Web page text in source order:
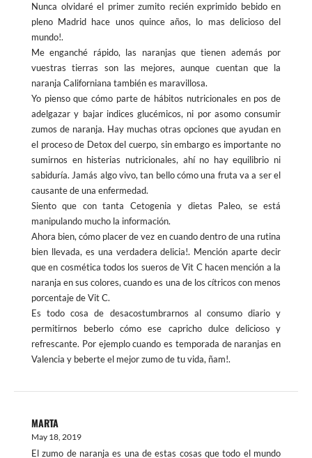
Nunca olvidaré el primer zumito recién exprimido bebido en
pleno Madrid hace unos quince años, lo mas delicioso del
mundo!.
Me enganché rápido, las naranjas que tienen además por
vuestras tierras son las mejores, aunque cuentan que la
naranja Californiana también es maravillosa.
Yo pienso que cómo parte de hábitos nutricionales en pos de
adelgazar y bajar indices glucémicos, ni por asomo consumir
zumos de naranja. Hay muchas otras opciones que ayudan en
el proceso de Detox del cuerpo, sin embargo es importante no
sumirnos en histerias nutricionales, ahí no hay equilibrio ni
sabiduría. Jamás algo vivo, tan bello cómo una fruta va a ser el
causante de una enfermedad.
Siento que con tanta Cetogenia y dietas Paleo, se está
manipulando mucho la información.
Ahora bien, cómo placer de vez en cuando dentro de una rutina
bien llevada, es una verdadera delicia!. Mención aparte decir
que en cosmética todos los sueros de Vit C hacen mención a la
naranja en sus colores, cuando es una de los cítricos con menos
porcentaje de Vit C.
Es todo cosa de desacostumbrarnos al consumo diario y
permitirnos beberlo cómo ese capricho dulce delicioso y
refrescante. Por ejemplo cuando es temporada de naranjas en
Valencia y beberte el mejor zumo de tu vida, ñam!.
MARTA
May 18, 2019
El zumo de naranja es una de estas cosas que todo el mundo